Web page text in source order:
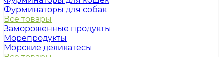
Фурминаторы для собак
Все товары
Замороженные продукты
Морепродукты
Морские деликатесы